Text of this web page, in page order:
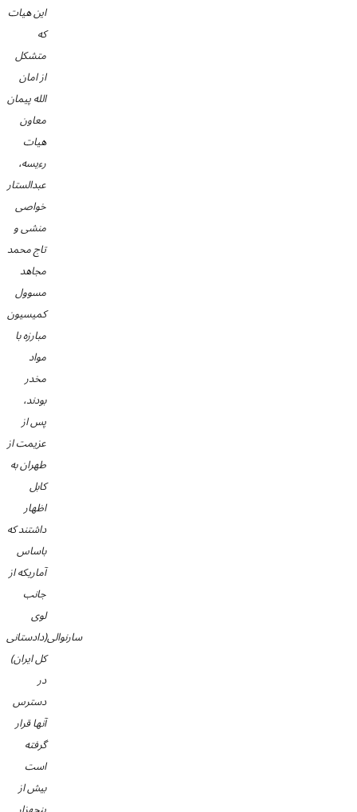
این هیات
که
متشکل
از امان
الله پیمان
معاون
هیات
رءیسه،
عبدالستار
خواصی
منشی و
تاج محمد
مجاهد
مسوول
کمیسیون
مبارزه با
مواد
مخدر
بودند،
پس از
عزیمت از
طهران به
کابل
اظهار
داشتند که
باساس
آماریکه از
جانب
لوی
سارنوالی(دادستانی
کل ایران)
در
دسترس
آنها قرار
گرفته
است
بیش از